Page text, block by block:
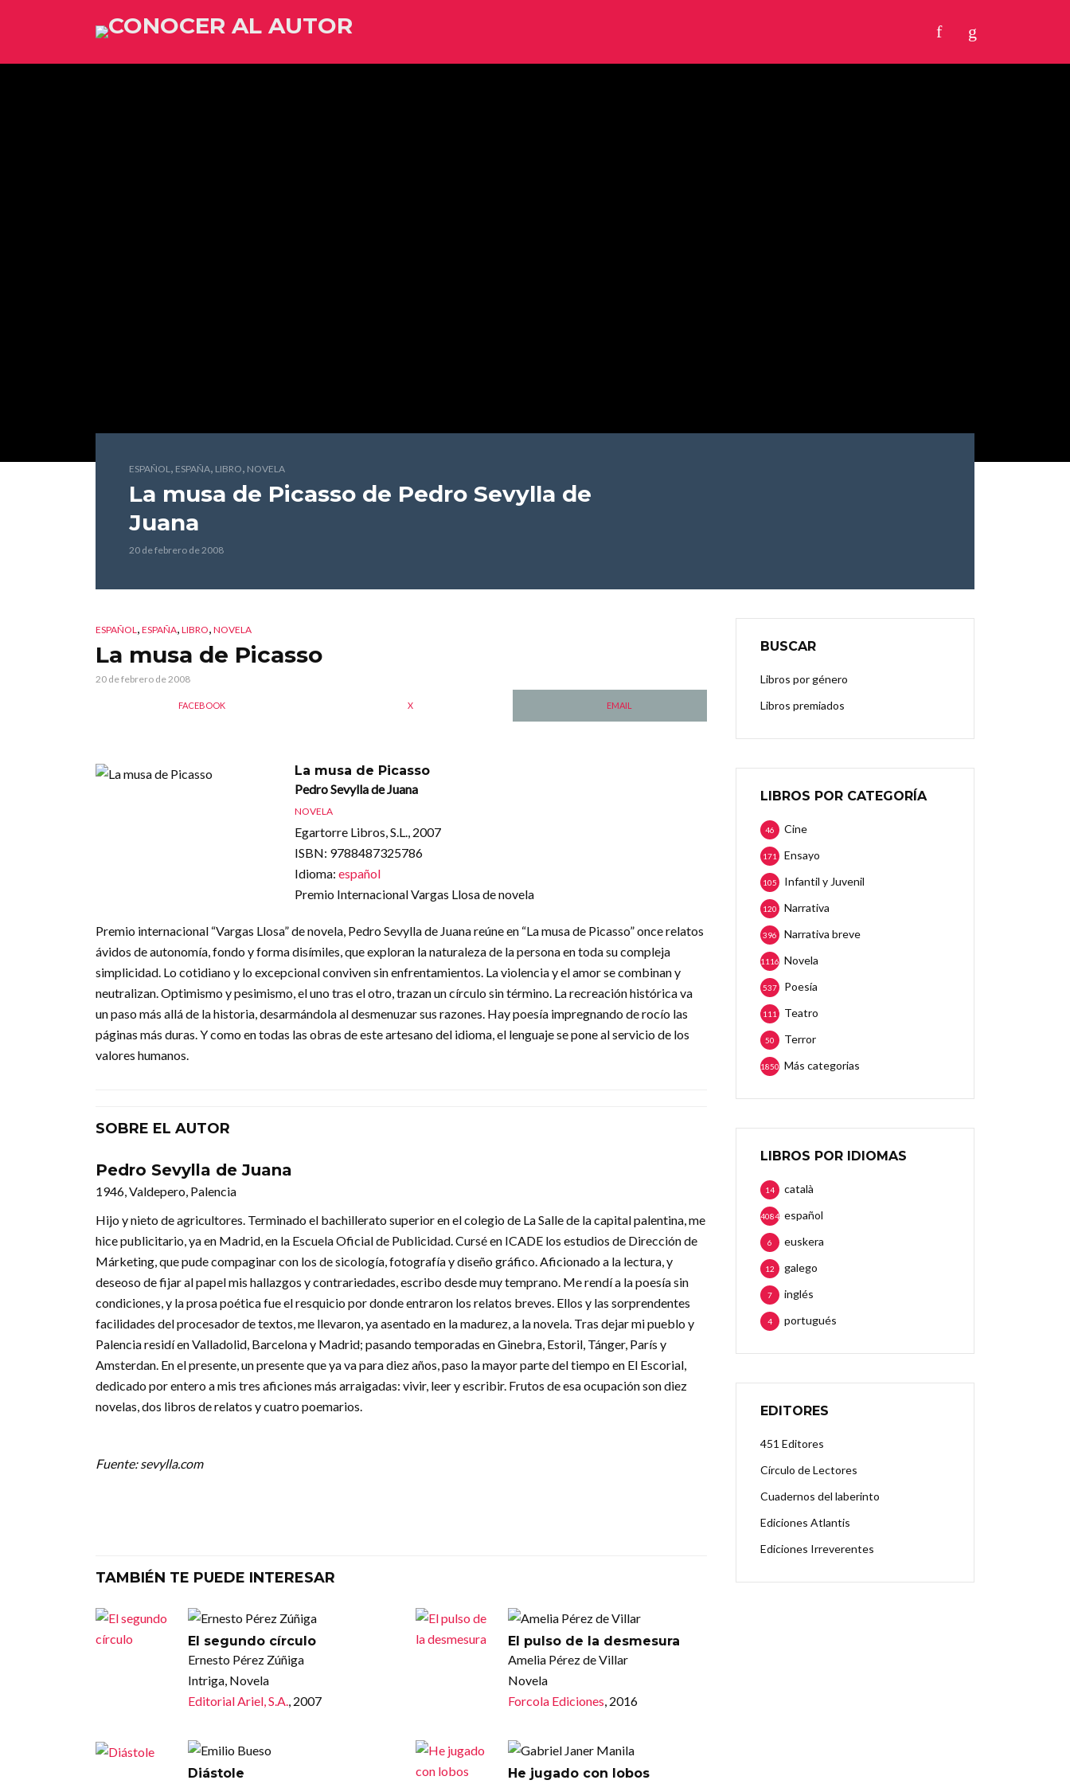
ESPAÑOL, ESPAÑA, LIBRO, NOVELA
La musa de Picasso de Pedro Sevylla de
Juana
20 de febrero de 2008
ESPAÑOL, ESPAÑA, LIBRO, NOVELA
La musa de Picasso
20 de febrero de 2008
FACEBOOK X EMAIL
La musa de Picasso
Pedro Sevylla de Juana
NOVELA
Egartorre Libros, S.L., 2007
ISBN: 9788487325786
Idioma: español
Premio Internacional Vargas Llosa de novela
Premio internacional “Vargas Llosa” de novela, Pedro Sevylla de Juana reúne en “La musa de Picasso” once relatos
ávidos de autonomía, fondo y forma disímiles, que exploran la naturaleza de la persona en toda su compleja
simplicidad. Lo cotidiano y lo excepcional conviven sin enfrentamientos. La violencia y el amor se combinan y
neutralizan. Optimismo y pesimismo, el uno tras el otro, trazan un círculo sin término. La recreación histórica va
un paso más allá de la historia, desarmándola al desmenuzar sus razones. Hay poesía impregnando de rocío las
páginas más duras. Y como en todas las obras de este artesano del idioma, el lenguaje se pone al servicio de los
valores humanos.
SOBRE EL AUTOR
Pedro Sevylla de Juana
1946, Valdepero, Palencia
Hijo y nieto de agricultores. Terminado el bachillerato superior en el colegio de La Salle de la capital palentina, me
hice publicitario, ya en Madrid, en la Escuela Oficial de Publicidad. Cursé en ICADE los estudios de Dirección de
Márketing, que pude compaginar con los de sicología, fotografía y diseño gráfico. Aficionado a la lectura, y
deseoso de fijar al papel mis hallazgos y contrariedades, escribo desde muy temprano. Me rendí a la poesía sin
condiciones, y la prosa poética fue el resquicio por donde entraron los relatos breves. Ellos y las sorprendentes
facilidades del procesador de textos, me llevaron, ya asentado en la madurez, a la novela. Tras dejar mi pueblo y
Palencia residí en Valladolid, Barcelona y Madrid; pasando temporadas en Ginebra, Estoril, Tánger, París y
Amsterdan. En el presente, un presente que ya va para diez años, paso la mayor parte del tiempo en El Escorial,
dedicado por entero a mis tres aficiones más arraigadas: vivir, leer y escribir. Frutos de esa ocupación son diez
novelas, dos libros de relatos y cuatro poemarios.
Fuente: sevylla.com
TAMBIÉN TE PUEDE INTERESAR
El segundo círculo
Ernesto Pérez Zúñiga
Intriga, Novela
Editorial Ariel, S.A., 2007
El pulso de la desmesura
Amelia Pérez de Villar
Novela
Forcola Ediciones, 2016
Diástole
He jugado con lobos
BUSCAR
Libros por género
Libros premiados
LIBROS POR CATEGORÍA
Cine
46
Ensayo
171
Infantil y Juvenil
105
Narrativa
120
Narrativa breve
396
Novela
1116
Poesía
537
Teatro
111
Terror
50
Más categorias
1850
LIBROS POR IDIOMAS
català
14
español
4084
euskera
6
galego
12
inglés
7
portugués
4
EDITORES
451 Editores
Círculo de Lectores
Cuadernos del laberinto
Ediciones Atlantis
Ediciones Irreverentes